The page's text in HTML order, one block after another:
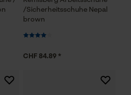
/Sicherheitsschuhe Nepal
brown
CHF 84.89 *